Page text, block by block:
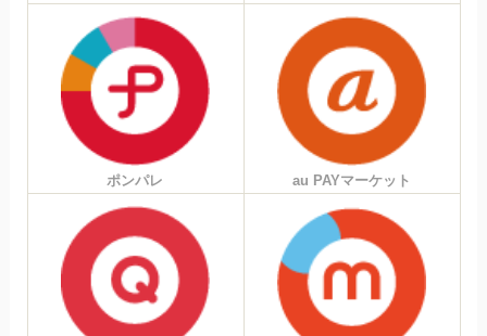
ポンパレ au PAYマーケット